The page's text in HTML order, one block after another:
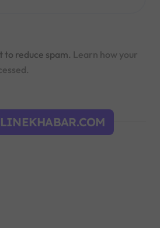
to reduce spam. Learn how your